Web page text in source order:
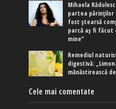
Mihaela
partea părinților
fost ștearsă
parcă aș fi făcut
mine”
Remediul
digestivă:
mănăstirească
Cele mai comentate